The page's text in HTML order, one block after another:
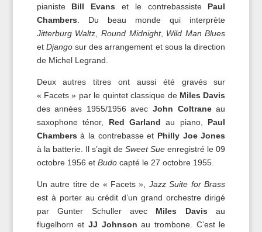
pianiste Bill Evans et le contrebassiste Paul
Chambers . Du beau monde qui interprète
Jitterburg Waltz, Round Midnight, Wild Man Blues
et Djangosur des arrangement et sous la direction
de Michel Legrand.
Deux autres titres ont aussi été gravés sur
« Facets » par le quintet classique de Miles Davis
des années 1955/1956 avecJohn Coltraneau
saxophone ténor, Red Garland au piano, Paul
Chambers à la contrebasse et Philly Joe Jones
à la batterie. Il s’agit deSweet Sue enregistré le 09
octobre 1956 et Budo capté le 27 octobre 1955.
Un autre titre de « Facets », Jazz Suite for Brass
est à porter au crédit d’un grand orchestre dirigé
par Gunter Schuller avec Miles Davis au
flugelhorn et JJ Johnson au trombone. C’est le